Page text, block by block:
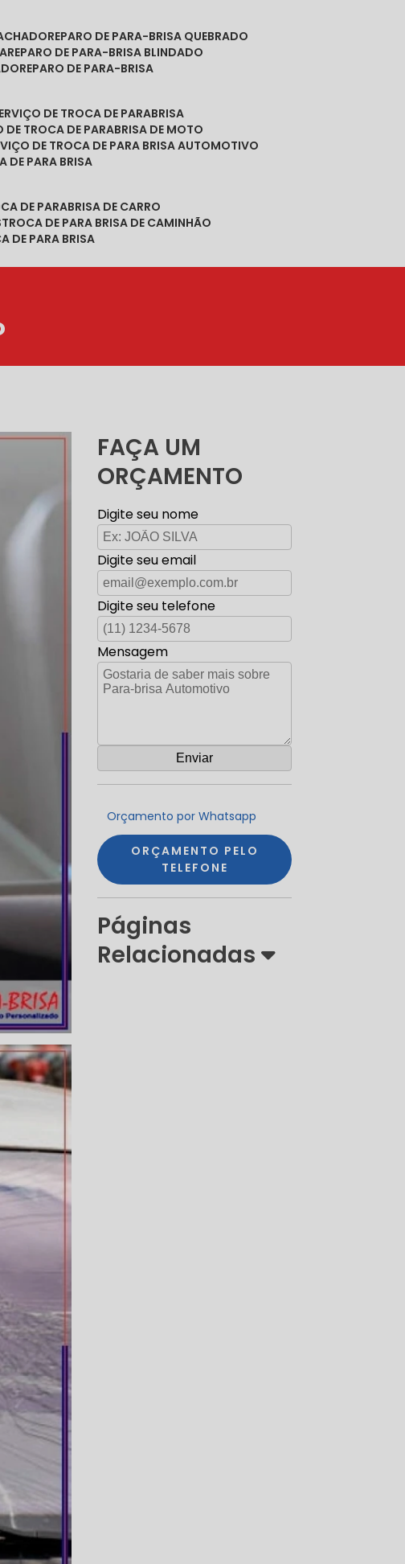
REPARO DE PARA-BRISA QUEBRADO
REPARO DE PARA-BRISA BLINDADO
REPARO DE PARA-BRISA
SERVIÇO DE TROCA DE PARABRISA
DE TROCA DE PARABRISA DE MOTO
DE TROCA DE PARA BRISA AUTOMOTIVO
DE PARA BRISA
DE PARABRISA DE CARRO
TROCA DE PARA BRISA DE CAMINHÃO
DE PARA BRISA
FAÇA UM
ORÇAMENTO
Digite seu nome
Digite seu email
Digite seu telefone
Mensagem
Orçamento por Whatsapp
ORÇAMENTO PELO
TELEFONE
Páginas
Relacionadas